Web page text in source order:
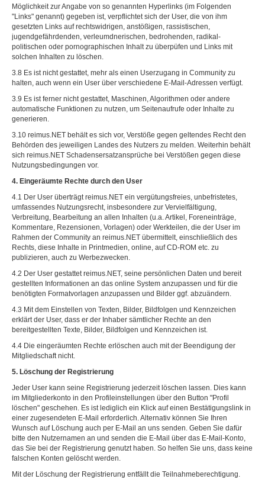
Möglichkeit zur Angabe von so genannten Hyperlinks (im Folgenden
"Links" genannt) gegeben ist, verpflichtet sich der User, die von ihm
gesetzten Links auf rechtswidrigen, anstößigen, rassistischen,
jugendgefährdenden, verleumdnerischen, bedrohenden, radikal-
politischen oder pornographischen Inhalt zu überpüfen und Links mit
solchen Inhalten zu löschen.
3.8 Es ist nicht gestattet, mehr als einen Userzugang in Community zu
halten, auch wenn ein User über verschiedene E-Mail-Adressen verfügt.
3.9 Es ist ferner nicht gestattet, Maschinen, Algorithmen oder andere
automatische Funktionen zu nutzen, um Seitenaufrufe oder Inhalte zu
generieren.
3.10 reimus.NET behält es sich vor, Verstöße gegen geltendes Recht den
Behörden des jeweiligen Landes des Nutzers zu melden. Weiterhin behält
sich reimus.NET Schadensersatzansprüche bei Verstößen gegen diese
Nutzungsbedingungen vor.
4. Eingeräumte Rechte durch den User
4.1 Der User überträgt reimus.NET ein vergütungsfreies, unbefristetes,
umfassendes Nutzungsrecht, insbesondere zur Vervielfältigung,
Verbreitung, Bearbeitung an allen Inhalten (u.a. Artikel, Foreneinträge,
Kommentare, Rezensionen, Vorlagen) oder Werkteilen, die der User im
Rahmen der Community an reimus.NET übermittelt, einschließlich des
Rechts, diese Inhalte in Printmedien, online, auf CD-ROM etc. zu
publizieren, auch zu Werbezwecken.
4.2 Der User gestattet reimus.NET, seine persönlichen Daten und bereit
gestellten Informationen an das online System anzupassen und für die
benötigten Formatvorlagen anzupassen und Bilder ggf. abzuändern.
4.3 Mit dem Einstellen von Texten, Bilder, Bildfolgen und Kennzeichen
erklärt der User, dass er der Inhaber sämtlicher Rechte an den
bereitgestellten Texte, Bilder, Bildfolgen und Kennzeichen ist.
4.4 Die eingeräumten Rechte erlöschen auch mit der Beendigung der
Mitgliedschaft nicht.
5. Löschung der Registrierung
Jeder User kann seine Registrierung jederzeit löschen lassen. Dies kann
im Mitgliederkonto in den Profileinstellungen über den Button "Profil
löschen" geschehen. Es ist lediglich ein Klick auf einen Bestätigungslink in
einer zugesendeten E-Mail erforderlich. Alternativ können Sie Ihren
Wunsch auf Löschung auch per E-Mail an uns senden. Geben Sie dafür
bitte den Nutzernamen an und senden die E-Mail über das E-Mail-Konto,
das Sie bei der Registrierung genutzt haben. So helfen Sie uns, dass keine
falschen Konten gelöscht werden.
Mit der Löschung der Registrierung entfällt die Teilnahmeberechtigung.